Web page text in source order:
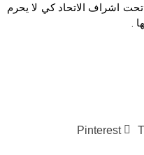
اشراف الاتحاد كي لا يحرم
.
Pinterest